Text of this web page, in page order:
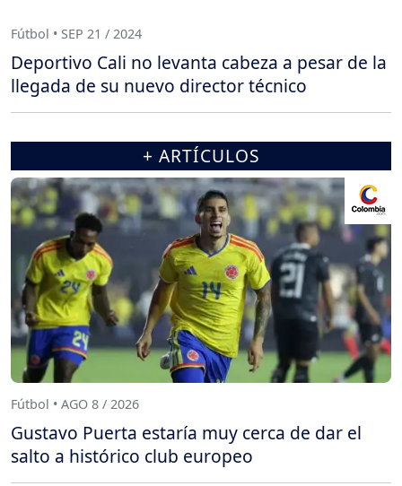
Fútbol • SEP 21 / 2024
Deportivo Cali no levanta cabeza a pesar de la
llegada de su nuevo director técnico
+ ARTÍCULOS
Fútbol • AGO 8 / 2026
Gustavo Puerta estaría muy cerca de dar el
salto a histórico club europeo